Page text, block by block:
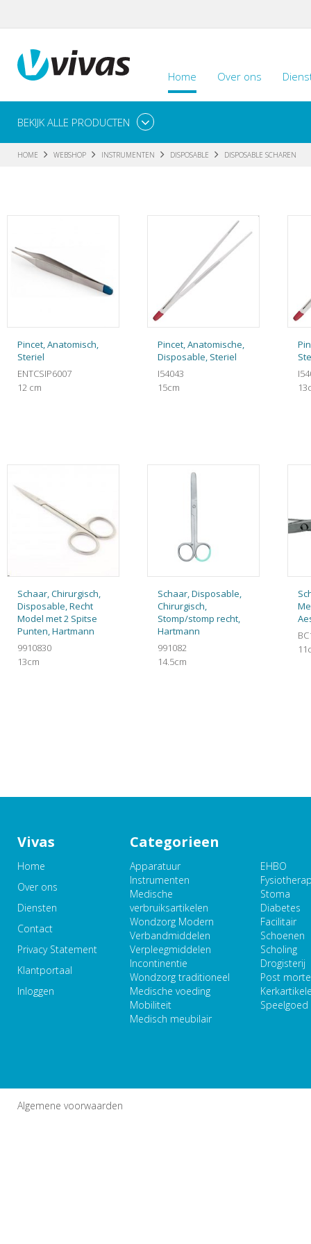
Home Over ons
BEKIJK ALLE PRODUCTEN
HOME WEBSHOP INSTRUMENTEN DISPOSABLE DISPOSABLE SCHAREN
Pincet, Anatomisch,
Steriel
ENTCSIP6007
12 cm
Pincet, Anatomische,
Disposable, Steriel
I54043
15cm
Schaar, Chirurgisch,
Disposable, Recht
Model met 2 Spitse
Punten, Hartmann
9910830
13cm
Schaar, Disposable,
Chirurgisch,
Stomp/stomp recht,
Hartmann
991082
14.5cm
Vivas
Home
Over ons
Diensten
Contact
Privacy Statement
Klantportaal
Inloggen
Categorieen
Apparatuur
Instrumenten
Medische
verbruiksartikelen
Wondzorg Modern
Verbandmiddelen
Verpleegmiddelen
Incontinentie
Wondzorg traditioneel
Medische voeding
Mobiliteit
Medisch meubilair
EHBO
Stoma
Diabetes
Facilitair
Schoenen
Scholing
Drogisterij
Post
Speelgoed
Algemene voorwaarden